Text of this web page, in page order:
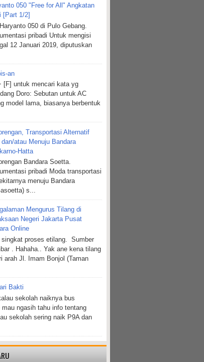
050 "Free for All" Angkatan
[Part 1/2]
050 di Pulo Gebang.
pribadi Untuk mengisi
12 Januari 2019, diputuskan
an
[F] untuk mencari kata yg
Doro: Sebutan untuk AC
model lama, biasanya berbentuk
Transportasi Alternatif
dan/atau Menuju Bandara
Hatta
Bandara Soetta.
pribadi Moda transportasi
menuju Bandara
s...
Mengurus Tilang di
Negeri Jakarta Pusat
Online
singkat proses etilang. Sumber
. Hahaha.. Yak ane kena tilang
arah Jl. Imam Bonjol (Taman
Bakti
sekolah naiknya bus
ngasih tahu info tentang
sekolah sering naik P9A dan